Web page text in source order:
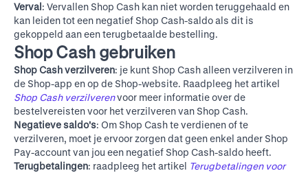
Verval: Vervallen Shop Cash kan niet worden teruggehaald en
kan leiden tot een negatief Shop Cash-saldo als dit is
gekoppeld aan een terugbetaalde bestelling.
Shop Cash gebruiken
Shop Cash verzilveren: je kunt Shop Cash alleen verzilveren in
de Shop-app en op de Shop-website. Raadpleeg het artikel
Shop Cash verzilverenvoor meer informatie over de
bestelvereisten voor het verzilveren van Shop Cash.
Negatieve saldo's: Om Shop Cash te verdienen of te
verzilveren, moet je ervoor zorgen dat geen enkel ander Shop
Pay-account van jou een negatief Shop Cash-saldo heeft.
Terugbetalingen: raadpleeg het artikel Terugbetalingen voor